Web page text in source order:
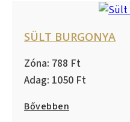
SÜLT BURGONYA
788
1050
Bővebben